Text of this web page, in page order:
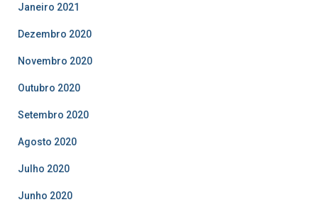
Janeiro 2021
Dezembro 2020
Novembro 2020
Outubro 2020
Setembro 2020
Agosto 2020
Julho 2020
Junho 2020